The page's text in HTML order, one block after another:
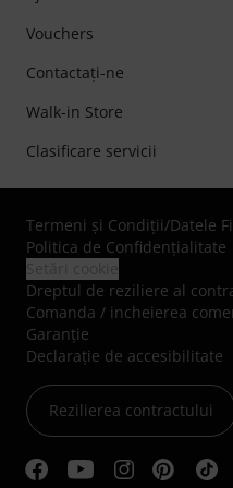
Vouchers
Contactaţi-ne
Walk-in Store
Clasificare servicii
Termeni şi Condiţii/Datele
Politica de Confidenţialitate
Dreptul de reziliere al
Comanda / incheierea
Garanție
Declarație de accesibilitate
Rezilierea contractului